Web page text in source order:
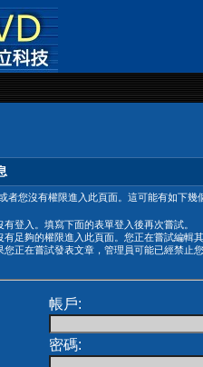
者您沒有權限進入此頁面。這可能有如下幾
有登入。填寫下面的表單登入後再次嘗試。
有足夠的權限進入此頁面。您正在嘗試編輯
您正在嘗試發表文章，管理員可能已經禁止
帳戶:
密碼: